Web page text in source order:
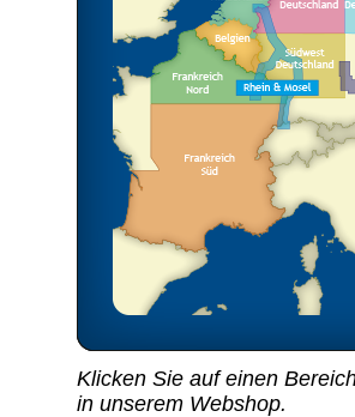
Klicken Sie auf einen
in unserem Webshop.